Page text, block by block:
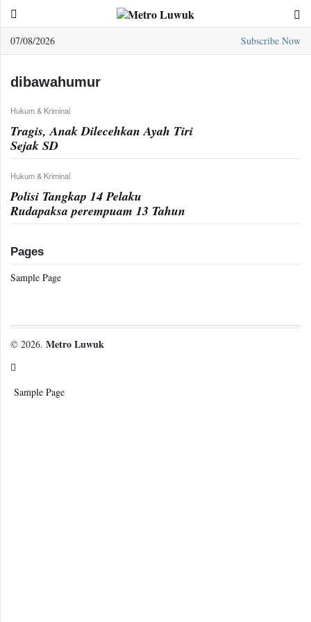
07/08/2026
Subscribe Now
Sample
dibawahumur
Hukum & Kriminal
Tragis, Anak Dilecehkan Ayah Tiri
Sejak SD
Hukum & Kriminal
Polisi Tangkap 14 Pelaku
Rudapaksa perempuam 13 Tahun
Pages
Sample Page
© 2026. Metro Luwuk
Sample Page